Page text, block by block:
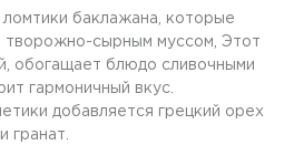
баклажана, которые
сырным муссом, Этот
обогащает блюдо сливочными
гармоничный вкус.
добавляется грецкий орех
и гранат.